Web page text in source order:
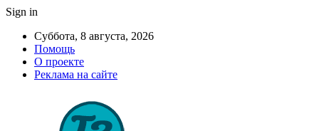
Sign in
Суббота, 8 августа, 2026
Помощь
О проекте
Реклама на сайте